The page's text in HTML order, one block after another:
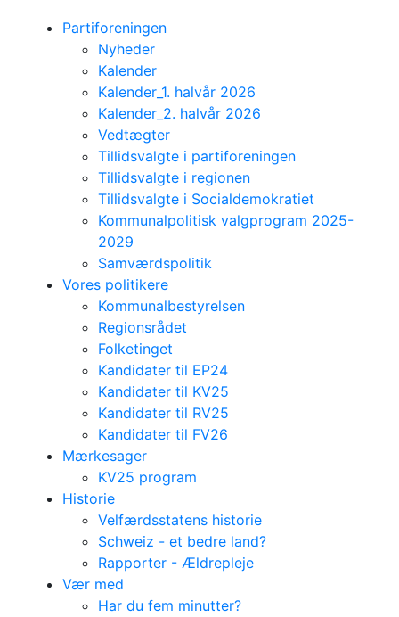
Partiforeningen
Nyheder
Kalender
Kalender_1. halvår 2026
Kalender_2. halvår 2026
Vedtægter
Tillidsvalgte i partiforeningen
Tillidsvalgte i regionen
Tillidsvalgte i Socialdemokratiet
Kommunalpolitisk valgprogram 2025-
2029
Samværdspolitik
Vores politikere
Kommunalbestyrelsen
Regionsrådet
Folketinget
Kandidater til EP24
Kandidater til KV25
Kandidater til RV25
Kandidater til FV26
Mærkesager
KV25 program
Historie
Velfærdsstatens historie
Schweiz - et bedre land?
Rapporter - Ældrepleje
Vær med
Har du fem minutter?